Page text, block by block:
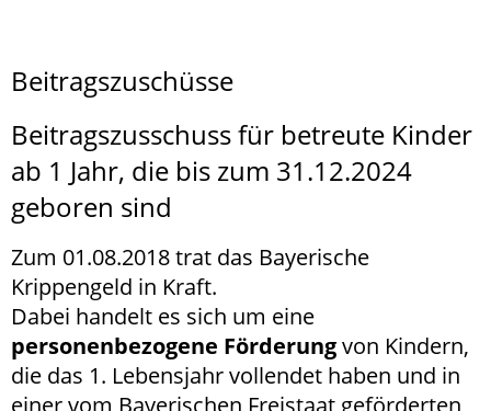
Beitragszuschüsse
Beitragszusschuss für betreute Kinder
ab 1 Jahr, die bis zum 31.12.2024
geboren sind
Zum 01.08.2018 trat das Bayerische
Krippengeld in Kraft.
Dabei handelt es sich um eine
personenbezogene Förderungvon Kindern,
die das 1. Lebensjahr vollendet haben und in